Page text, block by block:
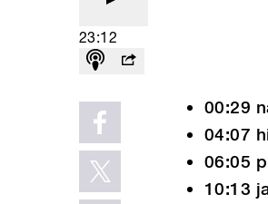
23:12
00:29
04:07
06:05
10:13